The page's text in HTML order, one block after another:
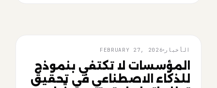
الأخبار FEBRUARY 27, 2026
المؤسسات لا تكتفي بنموذج
للذكاء الاصطناعي في تحقيق